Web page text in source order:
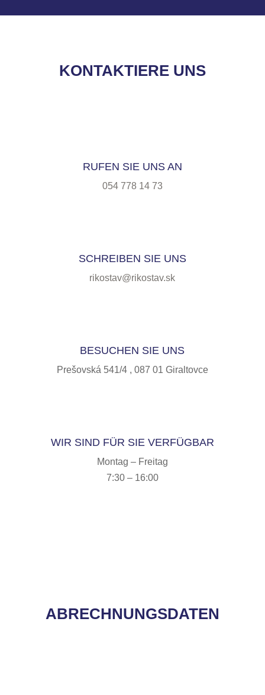
KONTAKTIERE UNS
RUFEN SIE UNS AN
054 778 14 73
SCHREIBEN SIE UNS
rikostav@rikostav.sk
BESUCHEN SIE UNS
Prešovská 541/4 , 087 01 Giraltovce
WIR SIND FÜR SIE VERFÜGBAR
Montag – Freitag
7:30 – 16:00
ABRECHNUNGSDATEN